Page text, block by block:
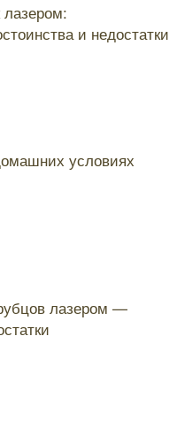
лазером:
и недостатки
условиях
лазером —